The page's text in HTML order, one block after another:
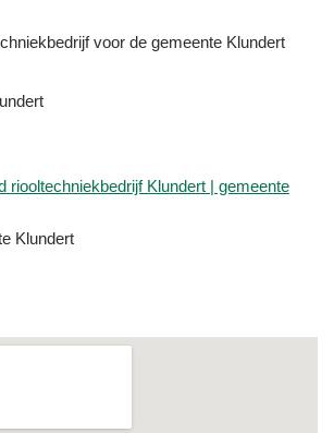
voor de gemeente Klundert
riooltechniekbedrijf Klundert | gemeente
Klundert